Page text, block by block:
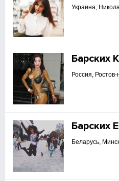
Украина,
Барских
Россия,
Барских
Беларусь,